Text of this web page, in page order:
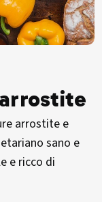
arrostite e
sano e
e ricco di